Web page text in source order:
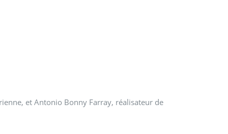
et Antonio Bonny Farray, réalisateur de